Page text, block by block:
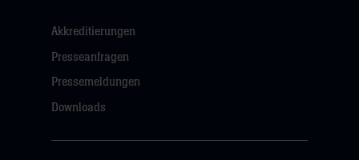
Akkreditierungen
Presseanfragen
Pressemeldungen
Downloads